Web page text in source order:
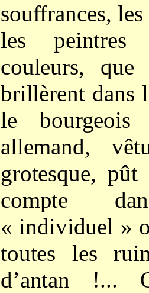
souffrances,
les
couleurs,
brillèrent dans
le bourgeois
allemand,
grotesque,
compte
« individuel »
toutes les
d’antan !...